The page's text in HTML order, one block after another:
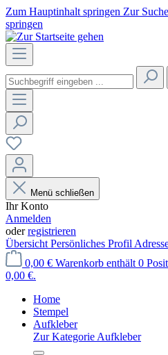
Zum Hauptinhalt springen Zur
springen
Menü schließen
Ihr Konto
Anmelden
oderregistrieren
Übersicht Persönliches Profil
0,00 € Warenkorb enthält 0
0,00 €.
Home
Stempel
Aufkleber
Zur Kategorie Aufkleber